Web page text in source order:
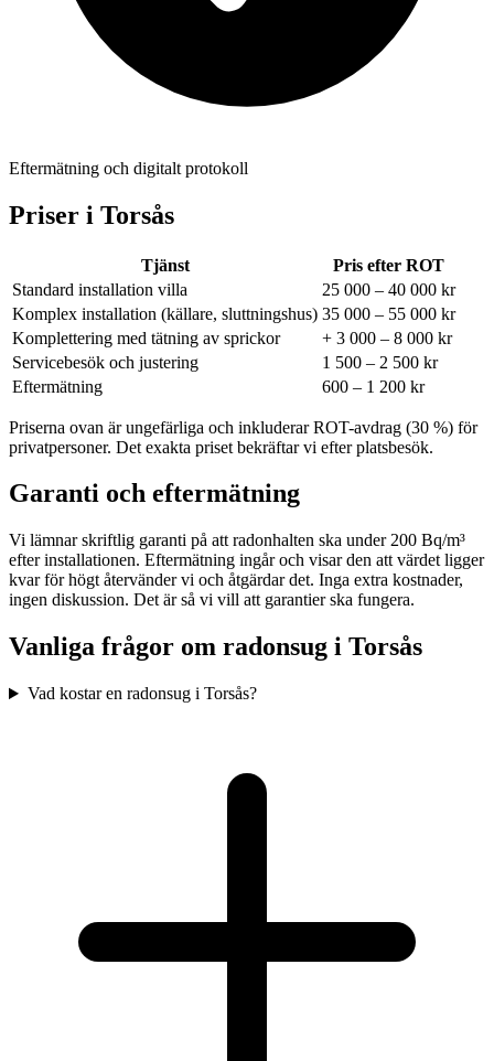
Eftermätning och digitalt protokoll
Priser i Torsås
Tjänst
Pris efter ROT
Standard installation villa
25 000 – 40 000 kr
Komplex installation (källare, sluttningshus) 35 000 – 55 000 kr
Komplettering med tätning av sprickor
+ 3 000 – 8 000 kr
Servicebesök och justering
1 500 – 2 500 kr
Eftermätning
600 – 1 200 kr
Priserna ovan är ungefärliga och inkluderar ROT-avdrag (30 %) för
privatpersoner. Det exakta priset bekräftar vi efter platsbesök.
Garanti och eftermätning
Vi lämnar skriftlig garanti på att radonhalten ska under 200 Bq/m³
efter installationen. Eftermätning ingår och visar den att värdet ligger
kvar för högt återvänder vi och åtgärdar det. Inga extra kostnader,
ingen diskussion. Det är så vi vill att garantier ska fungera.
Vanliga frågor om radonsug i Torsås
Vad kostar en radonsug i Torsås?